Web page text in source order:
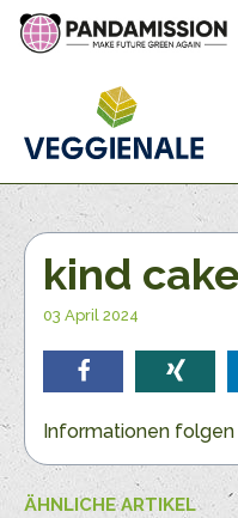
kind
03 April 2024
teilen teilen
Informationen folgen
ÄHNLICHE ARTIKEL